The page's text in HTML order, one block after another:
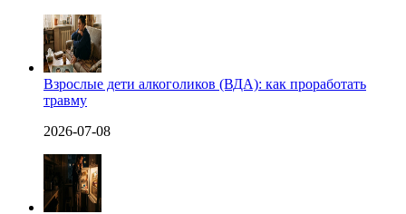
Взрослые дети алкоголиков (ВДА): как проработать
травму
2026-07-08